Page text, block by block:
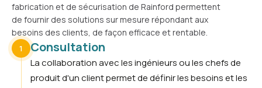
fabrication et de sécurisation de Rainford permettent
de fournir des solutions sur mesure répondant aux
besoins des clients, de façon efficace et rentable.
1 Consultation
La collaboration avec les ingénieurs ou les chefs de
produit d'un client permet de définir les besoins et les